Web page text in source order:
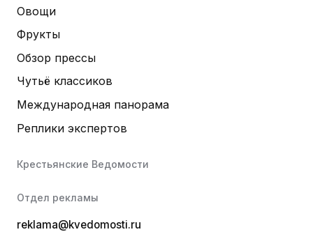
Овощи
Фрукты
Обзор прессы
Чутьё классиков
Международная панорама
Реплики экспертов
Крестьянские Ведомости
Отдел рекламы
reklama@kvedomosti.ru